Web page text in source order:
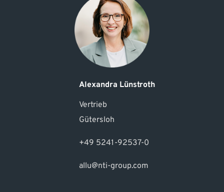
Alexandra Lünstroth
Vertrieb
Gütersloh
+49 5241-92537-0
allu@nti-group.com